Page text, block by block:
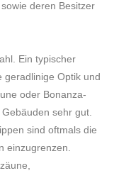
deren Besitzer
Ein typischer
geradlinige Optik und
oder Bonanza-
sehr gut.
sind oftmals die
einzugrenzen.